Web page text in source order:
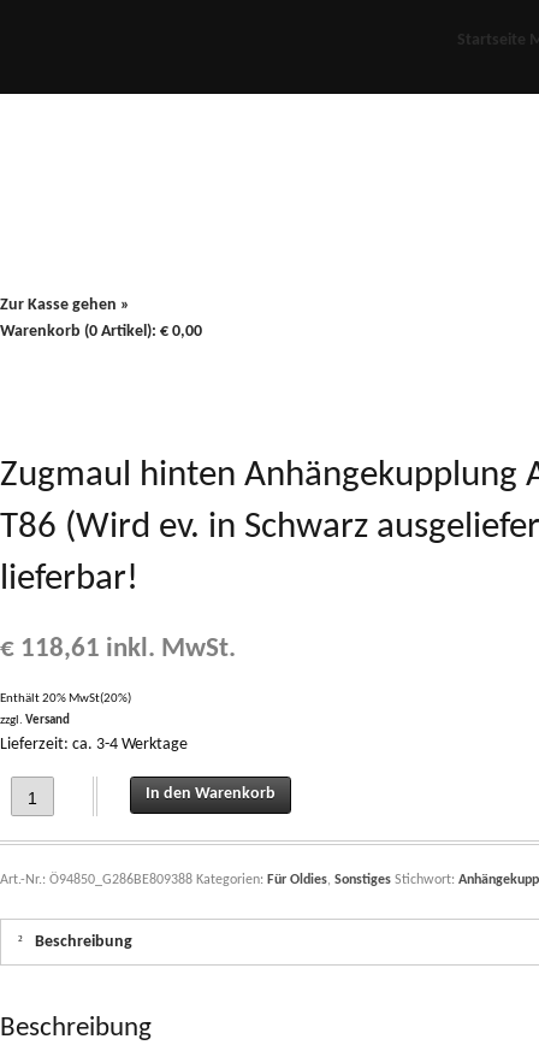
Startseite
Zur Kasse gehen »
Warenkorb (0 Artikel): € 0,00
Zugmaul hinten Anhängekupplung
T86 (Wird ev. in Schwarz
lieferbar!
€ 118,61 inkl. MwSt.
Enthält 20% MwSt(20%)
zzgl. Versand
Lieferzeit: ca. 3-4 Werktage
Zugmaul hinten Anhängekupplung Anhängerkupplung Anhängermaul T80-
In den Warenkorb
Art.-Nr.: Ö94850_G286BE809388 Kategorien: Für Oldies, Sonstiges Stichwort:
Beschreibung
Beschreibung